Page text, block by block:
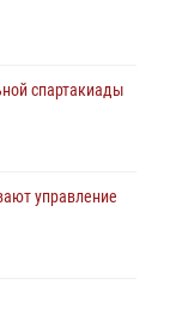
для детей
по
спартакиады
управление